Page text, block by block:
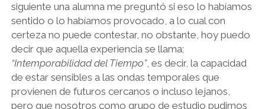
siguiente una alumna me preguntó si eso lo habíamos
sentido o lo habíamos provocado, a lo cual con
certeza no puede contestar, no obstante, hoy puedo
decir que aquella experiencia se llama;
“Intemporabilidad del Tiempo”, es decir, la capacidad
de estar sensibles a las ondas temporales que
provienen de futuros cercanos o incluso lejanos,
pero que nosotros como grupo de estudio pudimos